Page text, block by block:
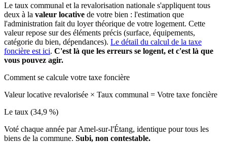
Le taux communal et la revalorisation nationale s'appliquent tous
deux à la valeur locative de votre bien : l'estimation que
l'administration fait du loyer théorique de votre logement. Cette
valeur repose sur des éléments précis (surface, équipements,
catégorie du bien, dépendances). Le détail du calcul de la taxe
foncière est ici. C'est là que les erreurs se logent, et c'est là que
vous pouvez agir.
Comment se calcule votre taxe foncière
Valeur locative revalorisée × Taux communal = Votre taxe foncière
Le taux (34,9 %)
Voté chaque année par Amel-sur-l'Étang, identique pour tous les
biens de la commune. Subi, non contestable.